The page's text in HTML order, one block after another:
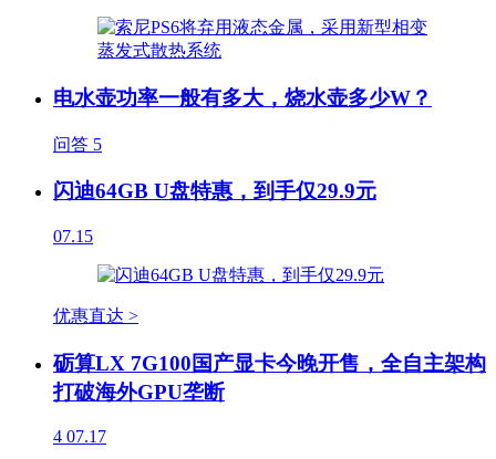
电水壶功率一般有多大，烧水壶多少W？
问答 5
闪迪64GB U盘特惠，到手仅29.9元
07.15
优惠直达 >
砺算LX 7G100国产显卡今晚开售，全自主架构
打破海外GPU垄断
4 07.17